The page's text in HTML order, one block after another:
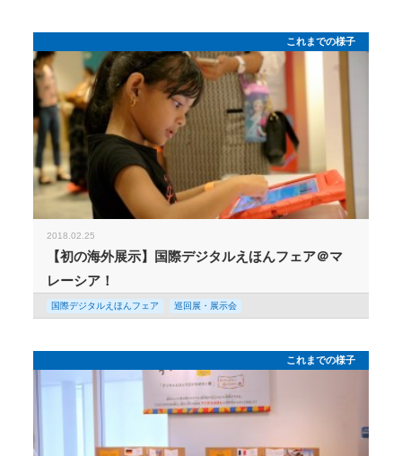
これまでの様子
2018.02.25
【初の海外展示】国際デジタルえほんフェア＠マ
レーシア！
国際デジタルえほんフェア 巡回展・展示会
これまでの様子